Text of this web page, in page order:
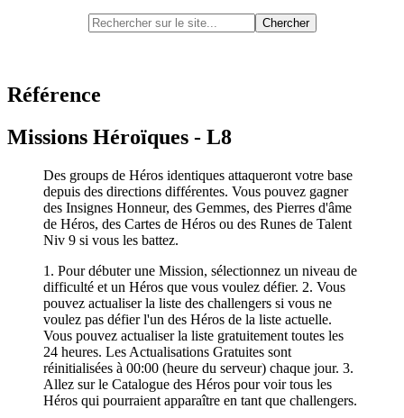
Référence
Missions Héroïques - L8
Des groups de Héros identiques attaqueront votre base
depuis des directions différentes. Vous pouvez gagner
des Insignes Honneur, des Gemmes, des Pierres d'âme
de Héros, des Cartes de Héros ou des Runes de Talent
Niv 9 si vous les battez.
1. Pour débuter une Mission, sélectionnez un niveau de
difficulté et un Héros que vous voulez défier. 2. Vous
pouvez actualiser la liste des challengers si vous ne
voulez pas défier l'un des Héros de la liste actuelle.
Vous pouvez actualiser la liste gratuitement toutes les
24 heures. Les Actualisations Gratuites sont
réinitialisées à 00:00 (heure du serveur) chaque jour. 3.
Allez sur le Catalogue des Héros pour voir tous les
Héros qui pourraient apparaître en tant que challengers.